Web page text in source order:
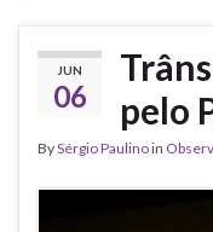
JUN
06
pelo
BySérgio Paulinoin